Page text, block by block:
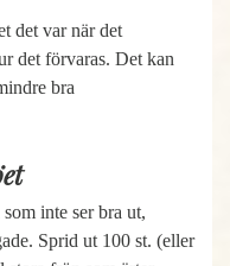
det var när det
det förvaras. Det kan
bra
inte ser bra ut,
Sprid ut 100 st. (eller